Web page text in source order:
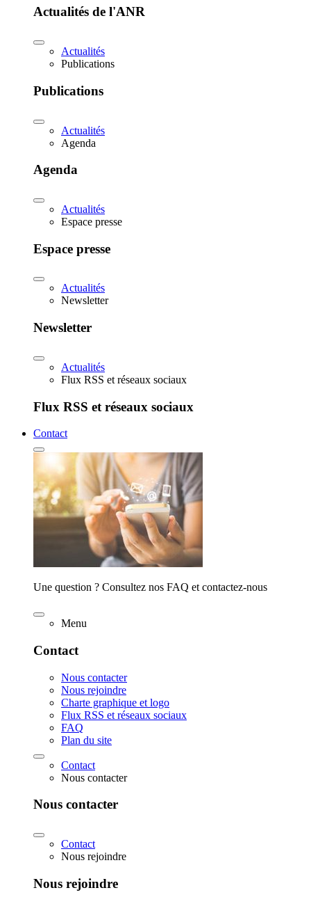
Actualités de l'ANR
Actualités
Publications
Publications
Actualités
Agenda
Agenda
Actualités
Espace presse
Espace presse
Actualités
Newsletter
Newsletter
Actualités
Flux RSS et réseaux sociaux
Flux RSS et réseaux sociaux
Contact
Une question ? Consultez nos FAQ et contactez-nous
Menu
Contact
Nous contacter
Nous rejoindre
Charte graphique et logo
Flux RSS et réseaux sociaux
FAQ
Plan du site
Contact
Nous contacter
Nous contacter
Contact
Nous rejoindre
Nous rejoindre